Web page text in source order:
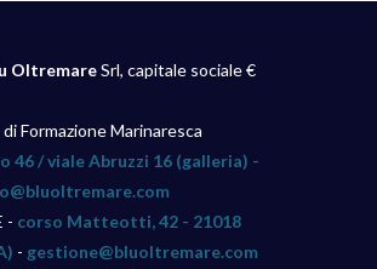
OltremareSrl, capitale sociale €
Formazione Marinaresca
46 / viale Abruzzi 16 (galleria) -
- corso Matteotti, 42 - 21018
- gestione@bluoltremare.com